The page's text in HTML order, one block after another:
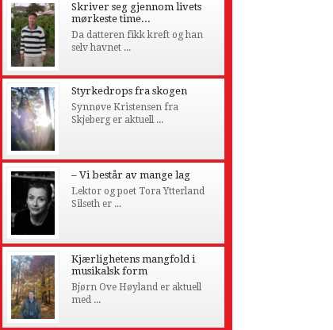
Skriver seg gjennom livets
mørkeste time...
Da datteren fikk kreft og han
selv havnet ...
Styrkedrops fra skogen
Synnøve Kristensen fra
Skjeberg er aktuell ...
– Vi består av mange lag
Lektor og poet Tora Ytterland
Silseth er ...
Kjærlighetens mangfold i
musikalsk form
Bjørn Ove Høyland er aktuell
med ...